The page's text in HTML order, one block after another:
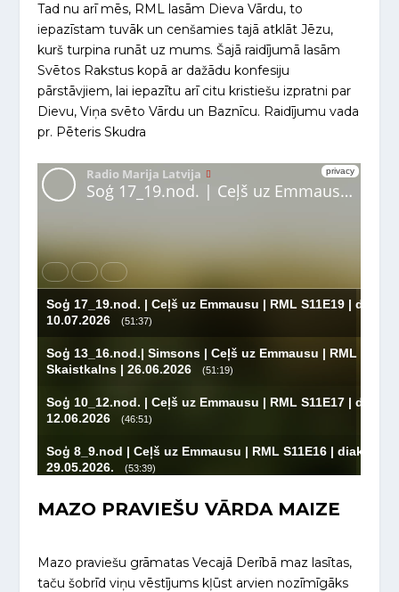
Tad nu arī mēs, RML lasām Dieva Vārdu, to
iepazīstam tuvāk un cenšamies tajā atklāt Jēzu,
kurš turpina runāt uz mums. Šajā raidījumā lasām
Svētos Rakstus kopā ar dažādu konfesiju
pārstāvjiem, lai iepazītu arī citu kristiešu izpratni par
Dievu, Viņa svēto Vārdu un Baznīcu. Raidījumu vada
pr. Pēteris Skudra
MAZO PRAVIEŠU VĀRDA MAIZE
Mazo praviešu grāmatas Vecajā Derībā maz lasītas,
taču šobrīd viņu vēstījums kļūst arvien nozīmīgāks